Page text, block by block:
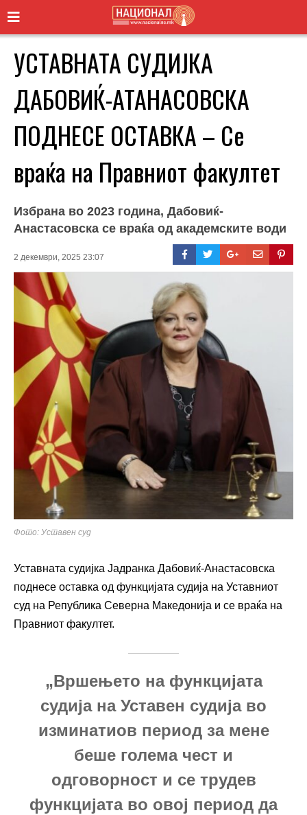
УСТАВНАТА СУДИЈКА
ДАБОВИЌ-АТАНАСОВСКА
ПОДНЕСЕ ОСТАВКА – Се
враќа на Правниот факултет
Избрана во 2023 година, Дабовиќ-
Анастасовска се враќа од академските води
2 декември, 2025 23:07
Фото: Уставен суд
Уставната судијка Јадранка Дабовиќ-Анастасовска
поднесе оставка од функцијата судија на Уставниот
суд на Република Северна Македонија и се враќа на
Правниот факултет.
„Вршењето на функцијата
судија на Уставен судија во
изминатиов период за мене
беше голема чест и
одговорност и се трудев
функцијата во овој период да